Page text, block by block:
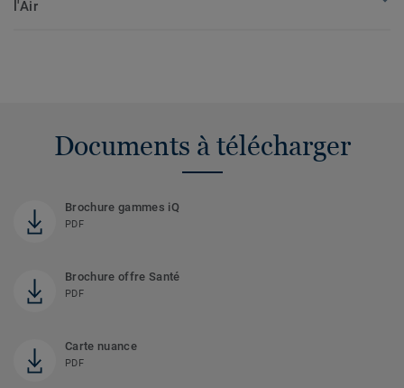
l'Air
Documents à télécharger
Brochure gammes iQ
PDF
Brochure offre Santé
PDF
Carte nuance
PDF